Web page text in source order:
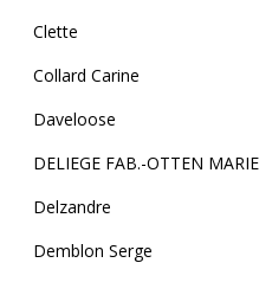
Clette
Collard Carine
Daveloose
DELIEGE FAB.-OTTEN MARIE
Delzandre
Demblon Serge